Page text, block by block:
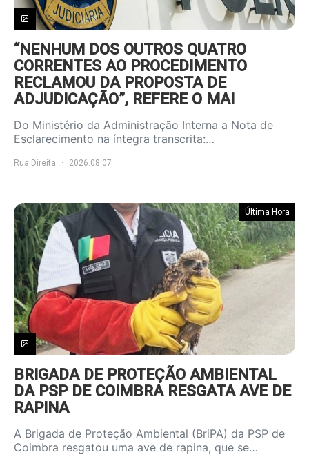
“NENHUM DOS OUTROS QUATRO
CORRENTES AO PROCEDIMENTO
RECLAMOU DA PROPOSTA DE
ADJUDICAÇÃO”, REFERE O MAI
Do Ministério da Administração Interna a Nota de
Esclarecimento na íntegra transcrita:…
Rua Direita 2026.08.07
Última Hora
BRIGADA DE PROTEÇÃO AMBIENTAL
DA PSP DE COIMBRA RESGATA AVE DE
RAPINA
A Brigada de Proteção Ambiental (BriPA) da PSP de
Coimbra resgatou uma ave de rapina, que se…